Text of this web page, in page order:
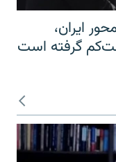
ایران،
گرفته است